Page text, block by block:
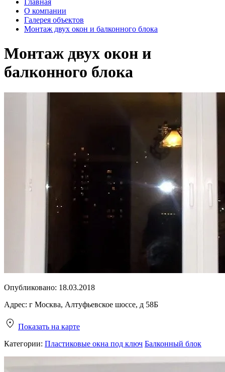
Главная
О компании
Галерея объектов
Монтаж двух окон и балконного блока
Монтаж двух окон и
балконного блока
Опубликовано: 18.03.2018
Адрес: г Москва, Алтуфьевское шоссе, д 58Б
Показать на карте
Категории: Пластиковые окна под ключ Балконный блок